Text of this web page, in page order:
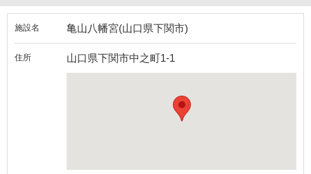
施設名 亀山八幡宮(山口県下関市)
住所 山口県下関市中之町1-1